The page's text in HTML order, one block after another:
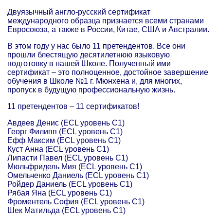
Двуязычный англо-русский сертификат
международного образца признается всеми странами
Евросоюза, а также в России, Китае, США и Австралии.
В этом году у нас было 11 претендентов. Все они
прошли блестящую десятилетнюю языковую
подготовку в нашей Школе. Полученный ими
сертификат – это полноценное, достойное завершение
обучения в Школе №1 г. Мюнхена и, для многих,
пропуск в будущую профессиональную жизнь.
11 претендентов – 11 сертификатов!
Авдеев Денис (ECL уровень C1)
Георг Филипп (ECL уровень C1)
Ефф Максим (ECL уровень C1)
Куст Анна (ECL уровень C1)
Липасти Павел (ECL уровень C1)
Мюльфридель Мия (ECL уровень C1)
Омельченко Даниель (ECL уровень C1)
Ройдер Даниель (ECL уровень C1)
Рябая Яна (ECL уровень C1)
Фроментель София (ECL уровень C1)
Шек Матильда (ECL уровень C1)